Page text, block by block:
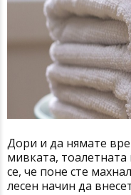
Дори и да нямате
мивката,
се, че поне сте
лесен начин да